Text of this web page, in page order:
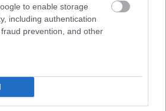
to enable storage
including authentication
prevention, and other
Rzeszów |ITA TOOLS Stal Mielec
| Texom Stal Rzeszów|Stal Mielec
| Stal Stalowa Wola|Wisła Kraków
Kraków
Transmisje